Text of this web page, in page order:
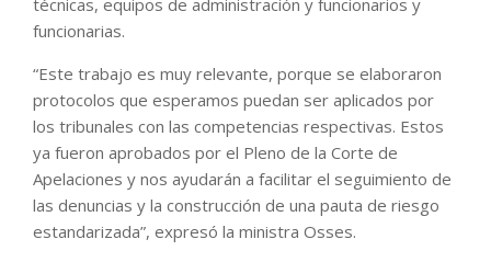
técnicas, equipos de administración y funcionarios y
funcionarias.
“Este trabajo es muy relevante, porque se elaboraron
protocolos que esperamos puedan ser aplicados por
los tribunales con las competencias respectivas. Estos
ya fueron aprobados por el Pleno de la Corte de
Apelaciones y nos ayudarán a facilitar el seguimiento de
las denuncias y la construcción de una pauta de riesgo
estandarizada”, expresó la ministra Osses.